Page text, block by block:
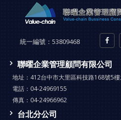
統一編號： 53809468
聯曜企業管理顧問有限公司
地址： 412台中市大里區科技路168號5
電話： 04-24969155
傳真： 04-24966962
台北分公司